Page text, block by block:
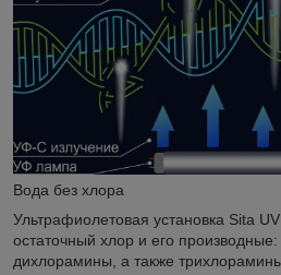
Вода без хлора
Ультрафиолетовая установка Sita
остаточный хлор и его
дихлорамины, а также